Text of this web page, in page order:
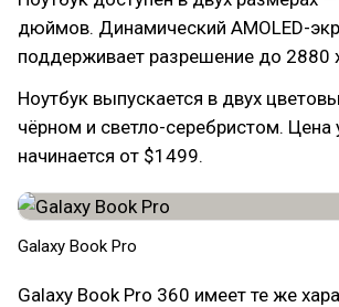
дюймов. Динамический AMOLED-
поддерживает разрешение до 2880
Ноутбук выпускается в двух
чёрном и светло-серебристом. Цена
начинается от $1499.
Galaxy Book Pro
Galaxy Book Pro 360 имеет те же